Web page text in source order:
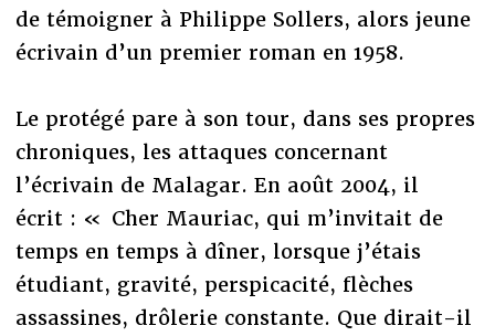
de témoigner à Philippe Sollers, alors jeune
écrivain d’un premier roman en 1958.
Le protégé pare à son tour, dans ses propres
chroniques, les attaques concernant
l’écrivain de Malagar. En août 2004, il
écrit : « Cher Mauriac, qui m’invitait de
temps en temps à dîner, lorsque j’étais
étudiant, gravité, perspicacité, flèches
assassines, drôlerie constante. Que dirait-il